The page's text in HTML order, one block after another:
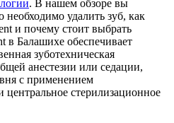
. В нашем обзоре вы
необходимо удалить зуб, как
и почему стоит выбрать
в Балашихе обеспечивает
зуботехническая
анестезии или седации,
с применением
стерилизационное